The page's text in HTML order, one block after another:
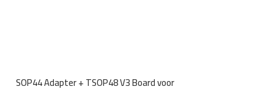
SOP44 Adapter + TSOP48 V3 Board voor